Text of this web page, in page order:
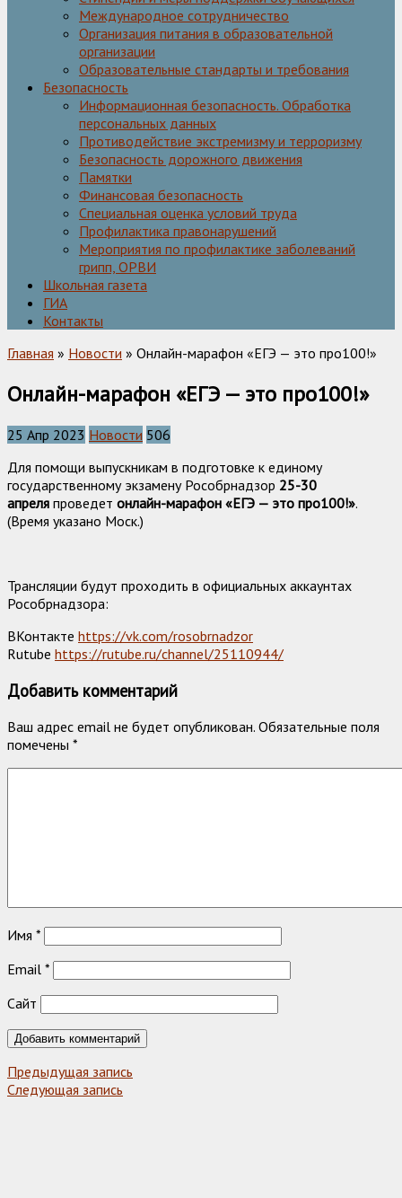
Международное сотрудничество
Организация питания в образовательной
организации
Образовательные стандарты и требования
Безопасность
Информационная безопасность. Обработка
персональных данных
Противодействие экстремизму и терроризму
Безопасность дорожного движения
Памятки
Финансовая безопасность
Специальная оценка условий труда
Профилактика правонарушений
Мероприятия по профилактике заболеваний
грипп, ОРВИ
Школьная газета
ГИА
Контакты
Главная » Новости » Онлайн-марафон «ЕГЭ — это про100!»
Онлайн-марафон «ЕГЭ — это про100!»
25 Апр 2023 Новости 506
Для помощи выпускникам в подготовке к единому
государственному экзамену Рособрнадзор 25-30
апреля проведет онлайн-марафон «ЕГЭ — это пpo100!».
(Время указано Моск.)
Трансляции будут проходить в официальных аккаунтах
Рособрнадзора:
ВКонтакте https://vk.com/rosobrnadzor
Rutube https://rutube.ru/channel/25110944/
Добавить комментарий
Ваш адрес email не будет опубликован. Обязательные поля
помечены *
Имя *
Email *
Сайт
Предыдущая запись
Следующая запись